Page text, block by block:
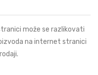
može se razlikovati
na internet stranici